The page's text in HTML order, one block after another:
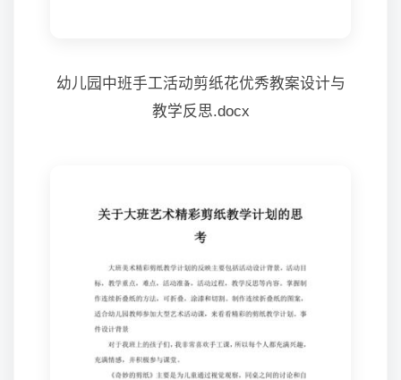
幼儿园中班手工活动剪纸花优秀教案设计与
教学反思.docx